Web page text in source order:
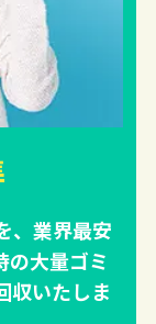
、業界最安
の大量ゴミ
収いたしま